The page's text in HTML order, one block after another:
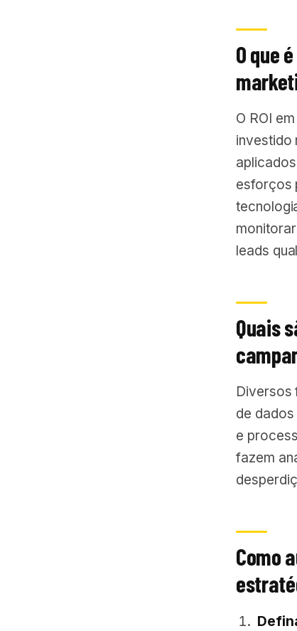
O que
O ROI
investido
esforços
leads
Quais
Diversos
de
e
fazem
Como